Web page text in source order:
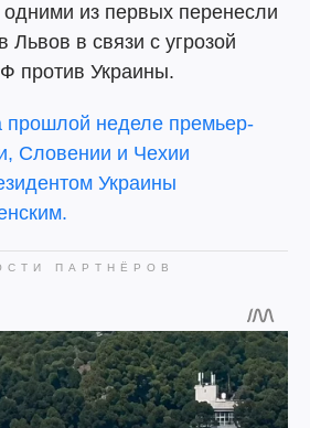
из первых перенесли
Львов в связи с угрозой
против Украины.
прошлой неделе премьер-
Словении и Чехии
Украины